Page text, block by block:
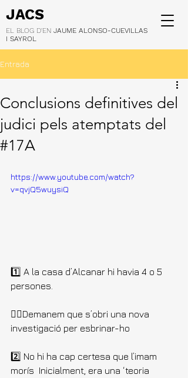
JACS
EL BLOG D'EN JAUME ALONSO-CUEVILLAS
I SAYROL
Entrada
Conclusions definitives del
judici pels atemptats del
#17A
https://www.youtube.com/watch?
v=qvjQ5wuysiQ
1️⃣ A la casa d’Alcanar hi havia 4 o 5
persones.
👉🏻Demanem que s’obri una nova
investigació per esbrinar-ho
2️⃣ No hi ha cap certesa que l’imam
morís  Inicialment, era una ‘teoria